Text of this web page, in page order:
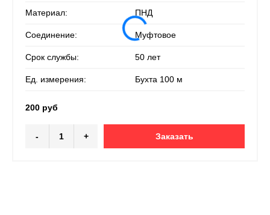
Материал: ПНД
Соединение: Муфтовое
Срок службы: 50 лет
Ед. измерения: Бухта 100 м
200 руб
- + Заказать